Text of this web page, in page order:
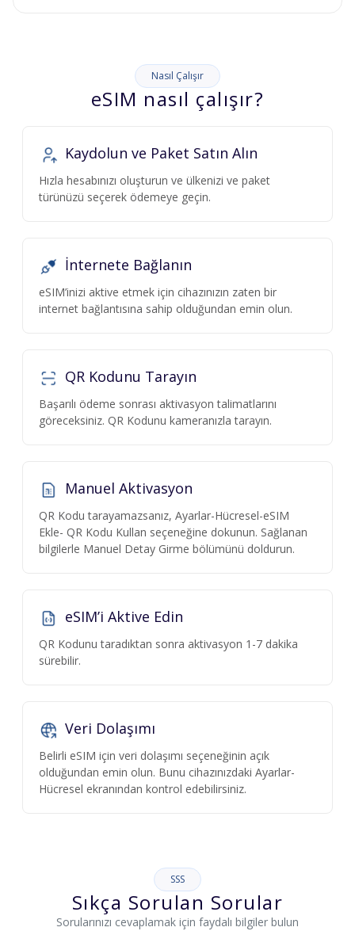
Nasıl Çalışır
eSIM nasıl çalışır?
Kaydolun ve Paket Satın Alın
Hızla hesabınızı oluşturun ve ülkenizi ve paket
türünüzü seçerek ödemeye geçin.
İnternete Bağlanın
eSIM’inizi aktive etmek için cihazınızın zaten bir
internet bağlantısına sahip olduğundan emin olun.
QR Kodunu Tarayın
Başarılı ödeme sonrası aktivasyon talimatlarını
göreceksiniz. QR Kodunu kameranızla tarayın.
Manuel Aktivasyon
QR Kodu tarayamazsanız, Ayarlar-Hücresel-eSIM
Ekle- QR Kodu Kullan seçeneğine dokunun. Sağlanan
bilgilerle Manuel Detay Girme bölümünü doldurun.
eSIM’i Aktive Edin
QR Kodunu taradıktan sonra aktivasyon 1-7 dakika
sürebilir.
Veri Dolaşımı
Belirli eSIM için veri dolaşımı seçeneğinin açık
olduğundan emin olun. Bunu cihazınızdaki Ayarlar-
Hücresel ekranından kontrol edebilirsiniz.
SSS
Sıkça Sorulan Sorular
Sorularınızı cevaplamak için faydalı bilgiler bulun